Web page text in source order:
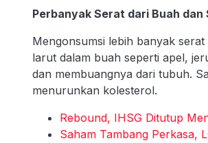
Perbanyak Serat dari Buah dan
Mengonsumsi lebih banyak
larut dalam buah seperti apel,
dan membuangnya dari tubuh.
menurunkan kolesterol.
Rebound, IHSG Ditutup
Saham Tambang Perkasa,